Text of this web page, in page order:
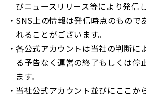
びニュースリリース等により発信
SNS上の情報は発信時点のもので
れることがございます。
各公式アカウントは当社の判断に
る予告なく運営の終了もしくは停
ます。
当社公式アカウント並びにここか